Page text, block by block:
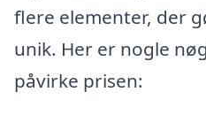
flere elementer, der
unik. Her er nogle
påvirke prisen: